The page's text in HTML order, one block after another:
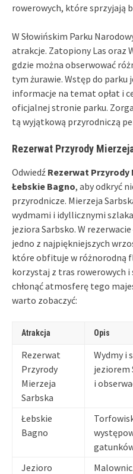
rowerowych, które sprzyjają
W Słowińskim Parku
atrakcje. Zatopiony Las oraz
gdzie można obserwować
tym żurawie. Wstęp do parku
informacje na temat opłat i
oficjalnej stronie parku.
tą wyjątkową przyrodniczą
Rezerwat Przyrody
Odwiedź Rezerwat Przyrody
Łebskie Bagno, aby odkryć
przyrodnicze. Mierzeja
wydmami i idyllicznymi
jeziora Sarbsko. W
jedno z najpiękniejszych
które obfituje w różnorodną
korzystaj z tras rowerowych i
chłonąć atmosferę tego
warto zobaczyć:
Atrakcja Opis
Rezerwat
Przyrody
Mierzeja
Sarbska
Wydmy i
jeziorem
i
Łebskie
Bagno
Jezioro